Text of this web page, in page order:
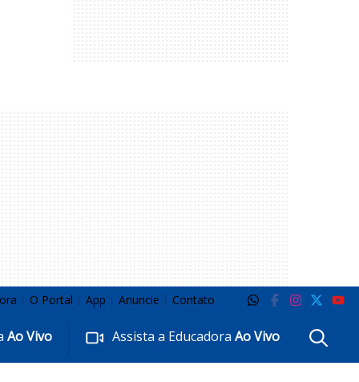
O Portal App Anuncie Contato
Ao Vivo Assista a EducadoraAo Vivo